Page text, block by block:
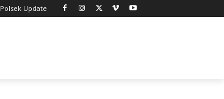
Polsek Update